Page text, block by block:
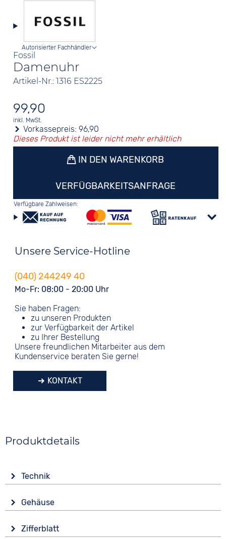
Fossil
Damenuhr
Artikel-Nr.: 1316 ES2225
Autorisierter Fachhändler
99,90
inkl. MwSt.
Vorkassepreis:96,90
Dieses Produkt ist leider nicht mehr erhältlich
IN DEN WARENKORB
VERFÜGBARKEITSANFRAGE
Verfügbare Zahlweisen:
Unsere Service-Hotline
(040) 244249 40
Mo-Fr: 08:00 - 20:00 Uhr
Sie haben Fragen:
zu unseren Produkten
zur Verfügbarkeit der Artikel
zu Ihrer Bestellung
Unsere freundlichen Mitarbeiter aus dem
Kundenservice beraten Sie gerne!
KONTAKT
Produktdetails
Technik
Batterie (Quarz)
Gehäuse
Eckig
Zifferblatt